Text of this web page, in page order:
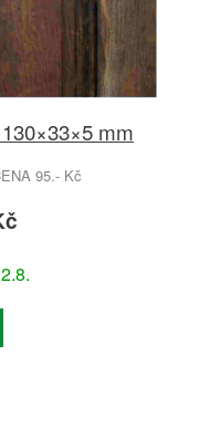
mm
95.- Kč